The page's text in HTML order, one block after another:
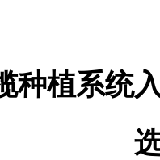
种植系统